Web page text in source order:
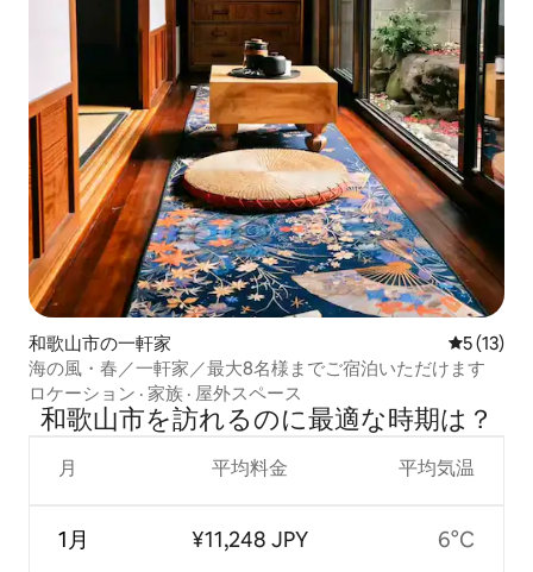
和歌山市の一軒家 レビュー
5 (13)
海の風・春／一軒家／最大8名様までご宿泊いただけます
ロケーション · 家族 · 屋外スペース
和歌山市を訪⁠れ⁠るの⁠に最⁠適⁠な時⁠期⁠は⁠？
月
1月
平均料金
¥11,248 JPY
平均気温
6°C